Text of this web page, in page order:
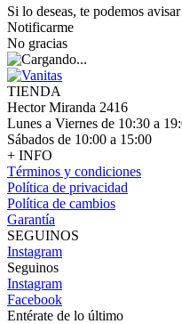
Si lo deseas, te podemos
Notificarme
No gracias
TIENDA
Hector Miranda 2416
Lunes a Viernes de 10:30 a
Sábados de 10:00 a 15:00
+ INFO
Términos y condiciones
Política de privacidad
Política de cambios
Garantía
SEGUINOS
Instagram
Seguinos
Instagram
Facebook
Entérate de lo último